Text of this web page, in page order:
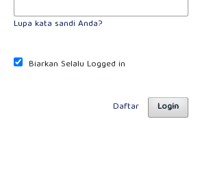
Lupa kata sandi Anda?
Biarkan Selalu Logged in
Login
Daftar